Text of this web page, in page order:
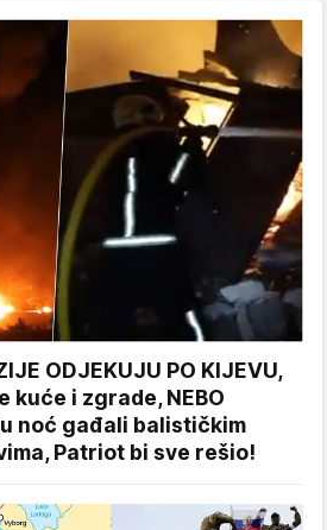
ODJEKUJU PO KIJEVU,
kuće i zgrade, NEBO
noć gađali balističkim
Patriot bi sve rešio!